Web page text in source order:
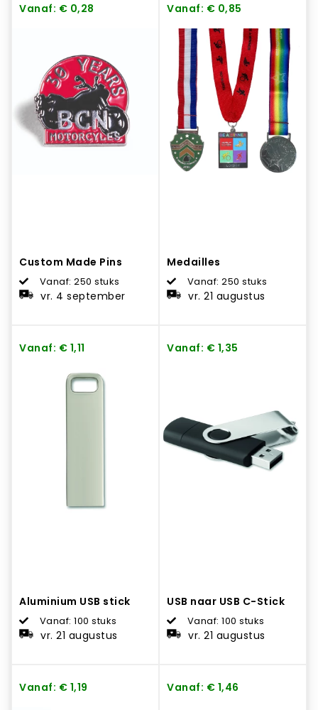
Vanaf: € 0,28
Custom Made Pins
Vanaf: 250 stuks
vr. 4 september
Vanaf: € 0,85
Medailles
Vanaf: 250 stuks
vr. 21 augustus
Vanaf: € 1,11
Aluminium USB stick
Vanaf: 100 stuks
vr. 21 augustus
Vanaf: € 1,35
USB naar USB C-Stick
Vanaf: 100 stuks
vr. 21 augustus
Vanaf: € 1,19 Vanaf: € 1,46